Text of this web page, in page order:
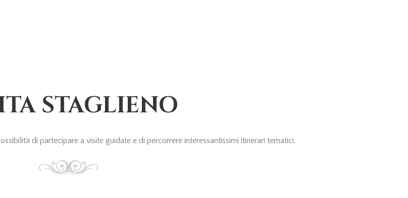
STAGLIENO
di partecipare a visite guidate e di percorrere interessantissimi itinerari tematici.